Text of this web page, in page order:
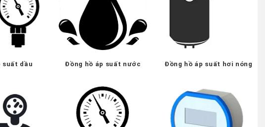
suất dầu Đồng hồ áp suất nước Đồng hồ áp suất hơi nóng